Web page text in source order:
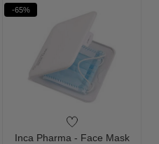
-65%
Inca Pharma - Face Mask